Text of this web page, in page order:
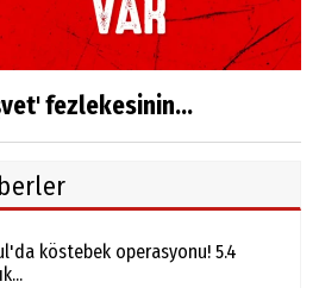
fezlekesinin...
köstebek operasyonu! 5.4